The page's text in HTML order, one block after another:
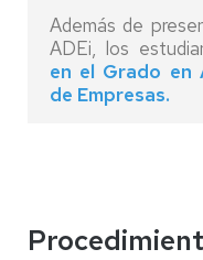
Además de
ADEi, los
en el Grado en
de Empresas.